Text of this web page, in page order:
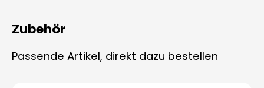
Zubehör
Passende Artikel, direkt dazu bestellen